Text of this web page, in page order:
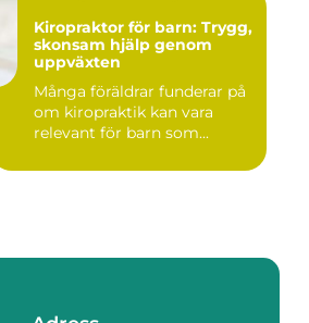
Kiropraktor för barn: Trygg,
skonsam hjälp genom
uppväxten
Många föräldrar funderar på
om kiropraktik kan vara
relevant för barn som...